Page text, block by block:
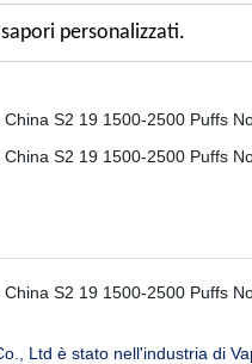
personalizzati.
Ltd è stato nell'industria di